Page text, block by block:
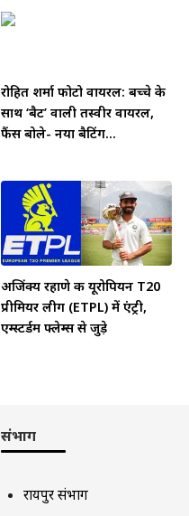
रोहित शर्मा फोटो वायरल: बच्चे के
साथ ‘बैट’ वाली तस्वीर वायरल,
फैंस बोले- नया बैटिंग...
अजिंक्य रहाणे की यूरोपियन T20
प्रीमियर लीग (ETPL) में एंट्री,
एम्स्टर्डम फ्लेम्स से जुड़े
संभाग
रायपुर संभाग